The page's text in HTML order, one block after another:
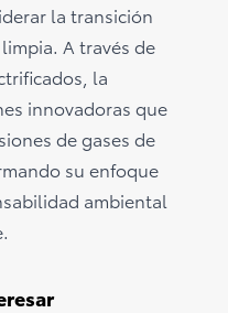
la transición
A través de
la
innovadoras que
de gases de
su enfoque
ambiental